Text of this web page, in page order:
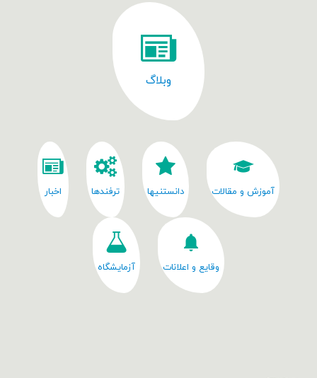
وبلاگ
آموزش و مقالات دانستنیها ترفندها اخبار
وقایع و اعلانات آزمایشگاه